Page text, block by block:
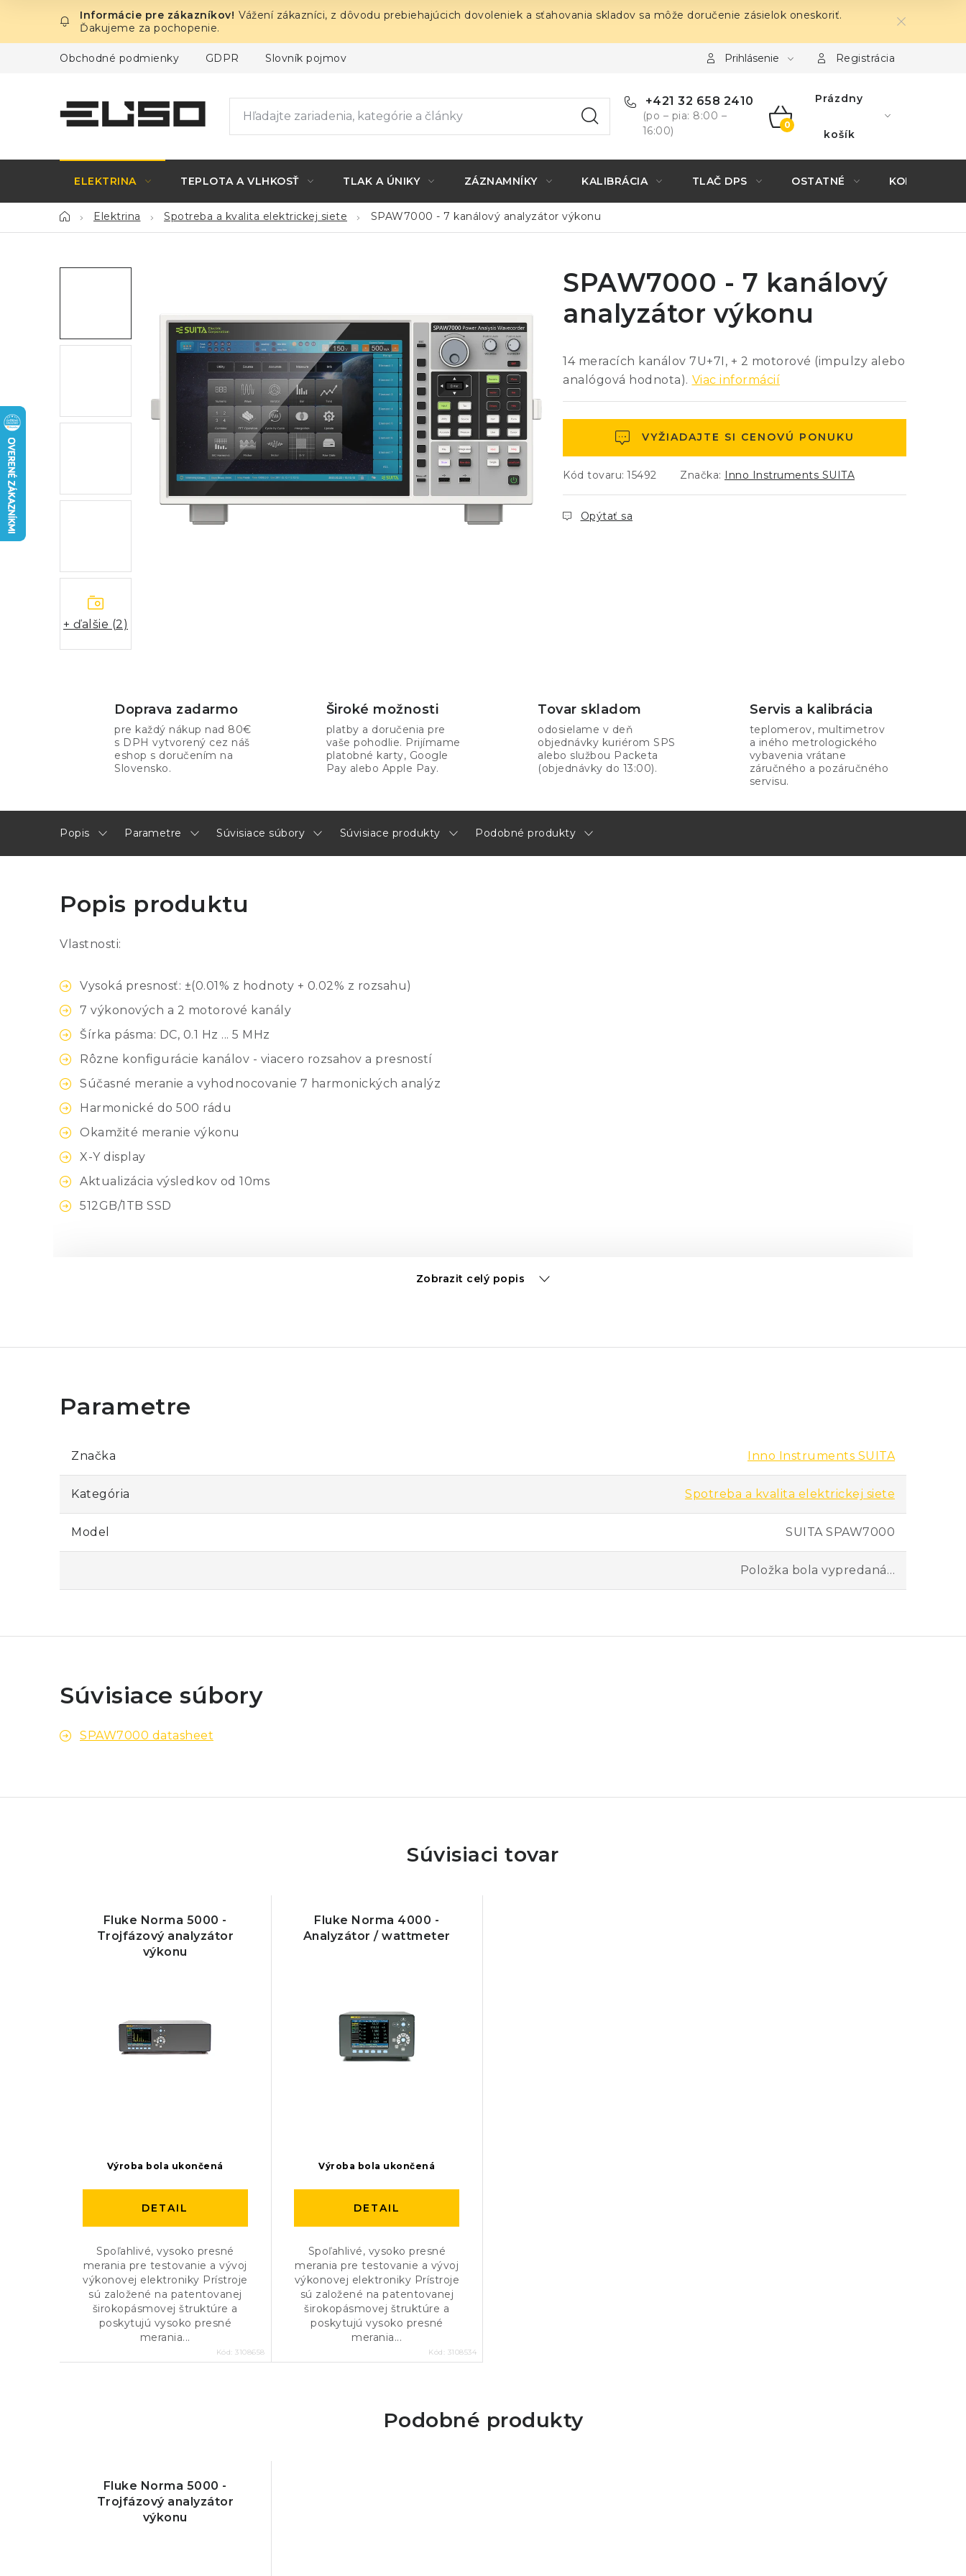
obsah
Vážení zákazníci, z dôvodu prebiehajúcich dovoleniek a sťahovania skladov sa môže doručenie zásielok oneskoriť.
Ďakujeme za pochopenie.
Obchodné podmienky GDPR Slovník pojmov Prihlásenie Registrácia
+421 32 658 2410
(po – pia: 8:00 –
16:00)
NÁKUPNÝ
Prázdny
košík
ELEKTRINA TEPLOTA A VLHKOSŤ TLAK A ÚNIKY ZÁZNAMNÍKY KALIBRÁCIA TLAČ DPS OSTATNÉ KONTAKTY
DomovElektrina Spotreba a kvalita elektrickej siete SPAW7000 - 7 kanálový analyzátor výkonu
+ ďalšie (2)
SPAW7000 - 7 kanálový
analyzátor výkonu
14 meracích kanálov 7U+7I, + 2 motorové (impulzy alebo
analógová hodnota). Viac informácií
VYŽIADAJTE SI CENOVÚ PONUKU
Kód tovaru: 15492 Značka: Inno Instruments SUITA
Opýtať sa
Doprava zadarmo
pre každý nákup nad 80€
s DPH vytvorený cez náš
eshop s doručením na
Slovensko.
Široké možnosti
platby a doručenia pre
vaše pohodlie. Prijímame
platobné karty, Google
Pay alebo Apple Pay.
Tovar skladom
odosielame v deň
objednávky kuriérom SPS
alebo službou Packeta
(objednávky do 13:00).
Servis a kalibrácia
teplomerov, multimetrov
a iného metrologického
vybavenia vrátane
záručného a pozáručného
servisu.
Popis Parametre Súvisiace súbory Súvisiace produkty Podobné produkty
Popis produktu
Vlastnosti:
Vysoká presnosť: ±(0.01% z hodnoty + 0.02% z rozsahu)
7 výkonových a 2 motorové kanály
Šírka pásma: DC, 0.1 Hz ... 5 MHz
Rôzne konfigurácie kanálov - viacero rozsahov a presností
Súčasné meranie a vyhodnocovanie 7 harmonických analýz
Harmonické do 500 rádu
Okamžité meranie výkonu
X-Y display
Aktualizácia výsledkov od 10ms
512GB/1TB SSD
Zobrazit celý popis
Značka Inno Instruments SUITA
Kategória Spotreba a kvalita elektrickej siete
Model SUITA SPAW7000
Položka bola vypredaná…
Súvisiace súbory
SPAW7000 datasheet
Súvisiaci tovar
Fluke Norma 5000 -
Trojfázový analyzátor
výkonu
Výroba bola ukončená
DETAIL
Spoľahlivé, vysoko presné
merania pre testovanie a vývoj
výkonovej elektroniky Prístroje
sú založené na patentovanej
širokopásmovej štruktúre a
poskytujú vysoko presné
merania...
Kód: 3108658
Fluke Norma 4000 -
Analyzátor / wattmeter
Výroba bola ukončená
DETAIL
Spoľahlivé, vysoko presné
merania pre testovanie a vývoj
výkonovej elektroniky Prístroje
sú založené na patentovanej
širokopásmovej štruktúre a
poskytujú vysoko presné
merania...
Kód: 3108534
Podobné produkty
Fluke Norma 5000 -
Trojfázový analyzátor
výkonu